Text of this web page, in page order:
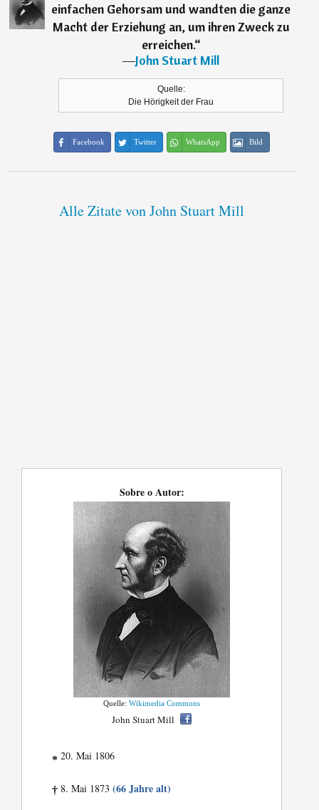
einfachen Gehorsam und wandten die ganze
Macht der Erziehung an, um ihren Zweck zu
erreichen.“
―John Stuart Mill
Quelle:
Die Hörigkeit der Frau
Facebook Twitter WhatsApp Bild
Alle Zitate von John Stuart Mill
Sobre o Autor:
Quelle:Wikimedia Commons
John Stuart Mill
* 20. Mai 1806
† 8. Mai 1873(66 Jahre alt)